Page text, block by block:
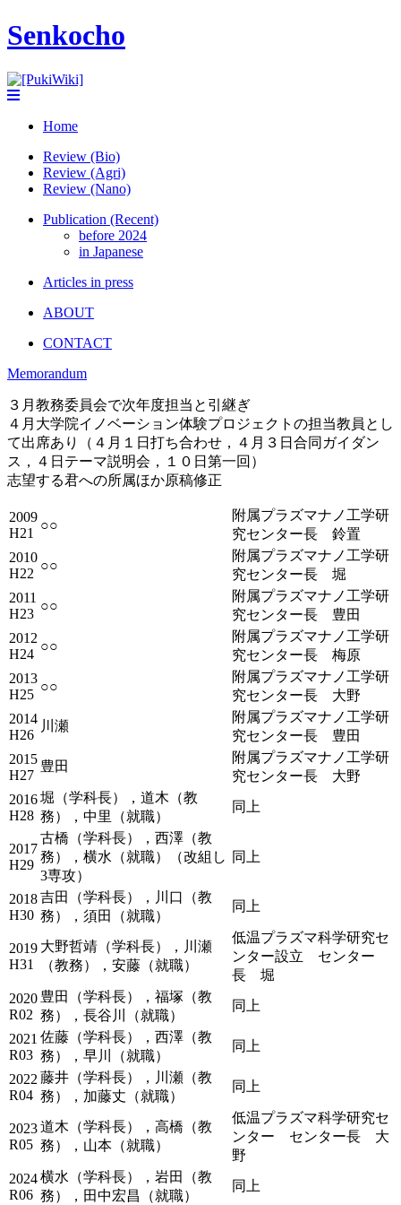
Senkocho
Home
Review (Bio)
Review (Agri)
Review (Nano)
Publication (Recent)
before 2024
in Japanese
Articles in press
ABOUT
CONTACT
Memorandum
３月教務委員会で次年度担当と引継ぎ
４月大学院イノベーション体験プロジェクトの担当教員とし
て出席あり（４月１日打ち合わせ，４月３日合同ガイダン
ス，４日テーマ説明会，１０日第一回）
志望する君への所属ほか原稿修正
2009
H21
○○
附属プラズマナノ工学研
究センター長 鈴置
2010
H22
○○
附属プラズマナノ工学研
究センター長 堀
2011
H23
○○
附属プラズマナノ工学研
究センター長 豊田
2012
H24
○○
附属プラズマナノ工学研
究センター長 梅原
2013
H25
○○
附属プラズマナノ工学研
究センター長 大野
2014
H26
川瀬
附属プラズマナノ工学研
究センター長 豊田
2015
H27
豊田
附属プラズマナノ工学研
究センター長 大野
2016
H28
堀（学科長），道木（教
務），中里（就職）
同上
2017
H29
古橋（学科長），西澤（教
務），横水（就職）（改組し
3専攻）
同上
2018
H30
吉田（学科長），川口（教
務），須田（就職）
同上
2019
H31
大野哲靖（学科長），川瀬
（教務），安藤（就職）
低温プラズマ科学研究セ
ンター設立 センター
長 堀
2020
R02
豊田（学科長），福塚（教
務），長谷川（就職）
同上
2021
R03
佐藤（学科長），西澤（教
務），早川（就職）
同上
2022
R04
藤井（学科長），川瀬（教
務），加藤丈（就職）
同上
2023
R05
道木（学科長），高橋（教
務），山本（就職）
低温プラズマ科学研究セ
ンター センター長 大
野
2024
R06
横水（学科長），岩田（教
務），田中宏昌（就職）
同上